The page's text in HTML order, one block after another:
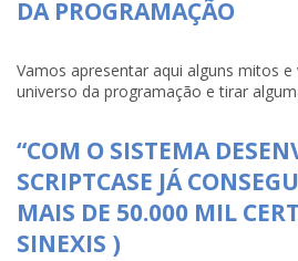
DA PROGRAMAÇÃO
Vamos apresentar aqui alguns mitos
universo da programação e tirar
“COM O SISTEMA
SCRIPTCASE JÁ
MAIS DE 50.000 MIL
SINEXIS )